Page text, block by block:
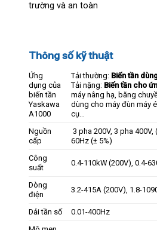
trường và an toàn
Thông số kỹ thuật
Ứng
dụng của
biến tần
Yaskawa
A1000
Tải thường: Biến tần
Tải nặng: Biến tần cho
máy nâng hạ, băng
dùng cho máy đùn máy
cụ…
Nguồn
cấp
3 pha 200V, 3 pha 400V,
60Hz (± 5%)
Công
suất
0.4-110kW (200V), 0.4-
Dòng
điện
3.2-415A (200V), 1.8-
Dải tần số
0.01-400Hz